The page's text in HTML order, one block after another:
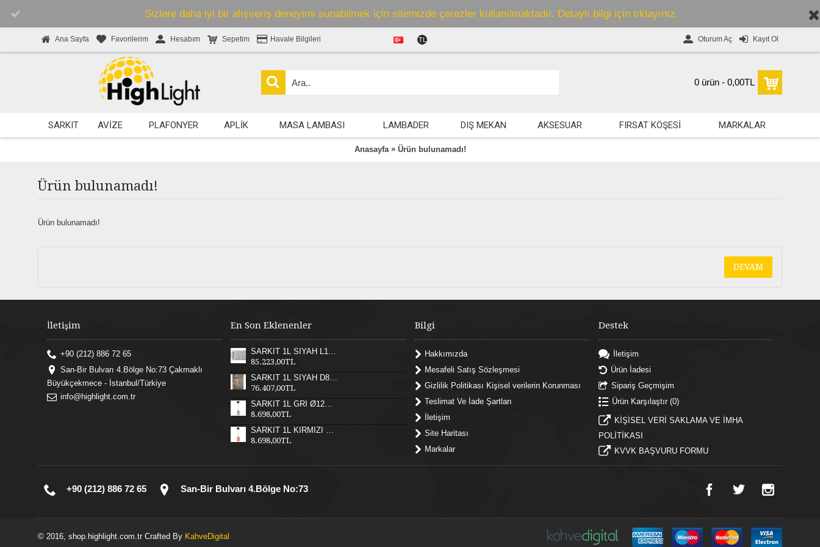
Sizlere daha iyi bir alışveriş deneyimi sunabilmek için sitemizde çerezler kullanılmaktadır. Detaylı bilgi için tıklayınız.
Ana Sayfa Favorilerim Hesabım Sepetim Havale Bilgileri TL Oturum Aç Kayıt Ol
0 ürün - 0,00TL
SARKIT AVIZE PLAFONYER APLIK MASA LAMBASI LAMBADER DIŞ MEKAN AKSESUAR FIRSAT KÖŞESİ MARKALAR
Anasayfa» Ürün bulunamadı!
Ürün bulunamadı!
Ürün bulunamadı!
DEVAM
İletişim
+90 (212) 886 72 65
San-Bir Bulvarı 4.Bölge No:73 Çakmaklı
Büyükçekmece - İstanbul/Türkiye
info@highlight.com.tr
En Son Eklenenler
SARKIT 1L SİYAH L121XW30XH25 CM LED 55W 3000K
85.223,00TL
SARKIT 1L SİYAH D82XH25 CM LED 52W 3000K
76.407,00TL
SARKIT 1L GRİ Ø12X17XH180 CM LED 12W
8.698,00TL
SARKIT 1L KIRMIZI Ø12X17XH180 CM LED 12W
8.698,00TL
Bilgi
Hakkımızda
Mesafeli Satış Sözleşmesi
Gizlilik Politikası Kişisel verilerin Korunması
Teslimat Ve İade Şartları
İletişim
Site Haritası
Markalar
Destek
İletişim
Ürün İadesi
Sipariş Geçmişim
Ürün Karşılaştır (0)
KİŞİSEL VERİ SAKLAMA VE İMHA
POLİTİKASI
KVVK BAŞVURU FORMU
+90 (212) 886 72 65 San-Bir Bulvarı 4.Bölge No:73
© 2016, shop.highlight.com.tr Crafted By KahveDigital